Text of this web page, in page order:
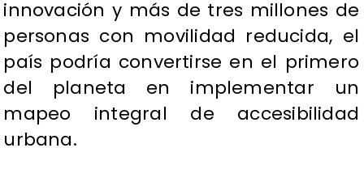
innovación y más de tres millones de
personas con movilidad reducida, el
país podría convertirse en el primero
del planeta en implementar un
mapeo integral de accesibilidad
urbana.